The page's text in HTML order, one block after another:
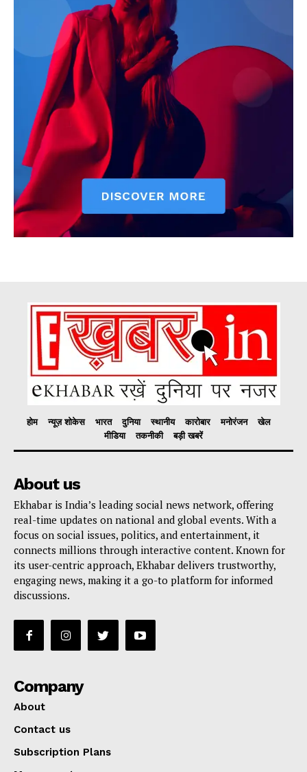
Subscription Plans
My account
होम न्यूज़ शोकेस भारत दुनिया स्थानीय कारोबार मनोरंजन
खेल
मीडिया
तकनीकी बड़ी खबरें
About us
Ekhabar is India’s leading social news network, offering
real-time updates on national and global events. With a
focus on social issues, politics, and entertainment, it
connects millions through interactive content. Known for
its user-centric approach, Ekhabar delivers trustworthy,
engaging news, making it a go-to platform for informed
discussions.
Company
About
Contact us
Subscription Plans